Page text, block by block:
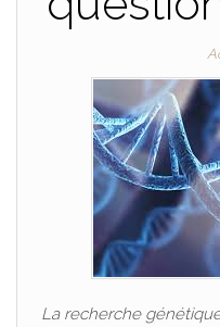
La recherche